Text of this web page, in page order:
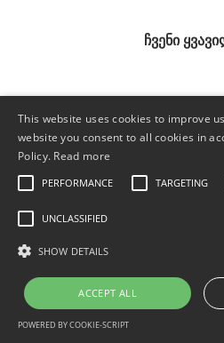
ჩვენი
This website uses cookies to improve
website you consent to all cookies in
Policy. Read more
PERFORMANCE TARGETING
UNCLASSIFIED
SHOW DETAILS
ACCEPT ALL
POWERED BY COOKIE-SCRIPT